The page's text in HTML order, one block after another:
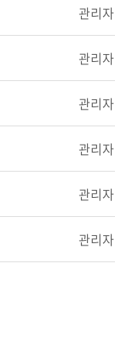
관리자
관리자
관리자
관리자
관리자
관리자